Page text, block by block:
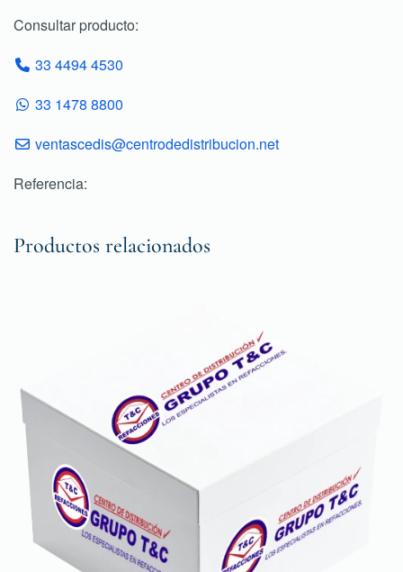
Consultar producto:
33 4494 4530
33 1478 8800
ventascedis@centrodedistribucion.net
Referencia:
Productos relacionados